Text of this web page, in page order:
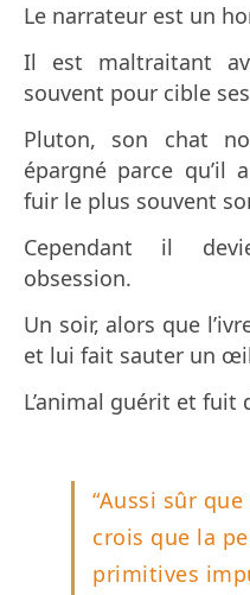
Le narrateur est un
Il est maltraitant
souvent pour cible
Pluton, son chat
épargné parce qu’il
fuir le plus souvent
Cependant il
obsession.
Un soir, alors que
et lui fait sauter un
L’animal guérit et fuit
“Aussi sûr
crois que la
primitives